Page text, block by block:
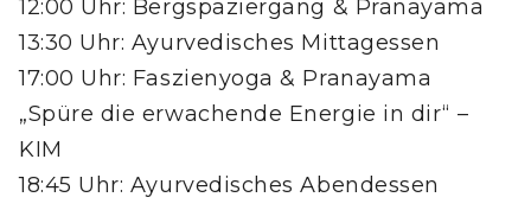
12:00 Uhr: Bergspaziergang & Pranayama
13:30 Uhr: Ayurvedisches Mittagessen
17:00 Uhr: Faszienyoga & Pranayama
„Spüre die erwachende Energie in dir“ –
KIM
18:45 Uhr: Ayurvedisches Abendessen